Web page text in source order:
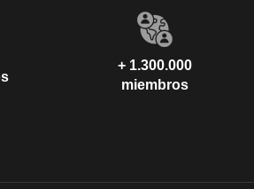
+ 1.300.000
miembros